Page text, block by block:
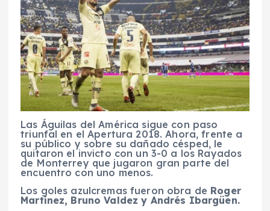
Las Águilas del América sigue con paso
triunfal en el Apertura 2018. Ahora, frente a
su público y sobre su dañado césped, le
quitaron el invicto con un 3-0 a los Rayados
de Monterrey que jugaron gran parte del
encuentro con uno menos.
Los goles azulcremas fueron obra de Roger
Martínez, Bruno Valdez y Andrés Ibargüen.